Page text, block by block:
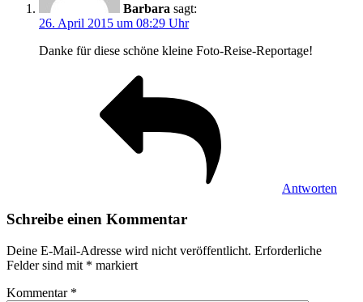
Barbara sagt:
26. April 2015 um 08:29 Uhr
Danke für diese schöne kleine Foto-Reise-Reportage!
Antworten
Schreibe einen Kommentar
Deine E-Mail-Adresse wird nicht veröffentlicht. Erforderliche
Felder sind mit * markiert
Kommentar *